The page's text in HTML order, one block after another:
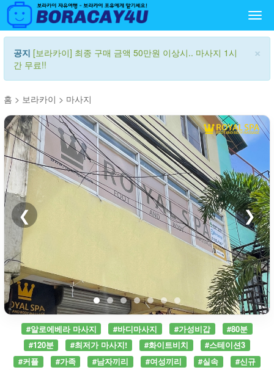
×
공지 [보라카이] 최종 구매 금액 50만원 이상시.. 마사지 1시
간 무료!!
홈 > 보라카이 > 마사지
❮ ❯
#알로에베라 마사지 #바디마사지 #가성비갑
#80분
#120분
#최저가 마사지! #화이트비치
#스테이션3
#커플
#가족 #남자끼리 #여성끼리 #실속 #신규